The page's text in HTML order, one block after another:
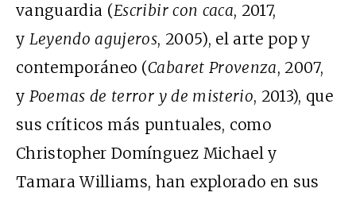
vanguardia (Escribir con caca, 2017,
y Leyendo agujeros, 2005), el arte pop y
contemporáneo (Cabaret Provenza, 2007,
y Poemas de terror y de misterio, 2013), que
sus críticos más puntuales, como
Christopher Domínguez Michael y
Tamara Williams, han explorado en sus